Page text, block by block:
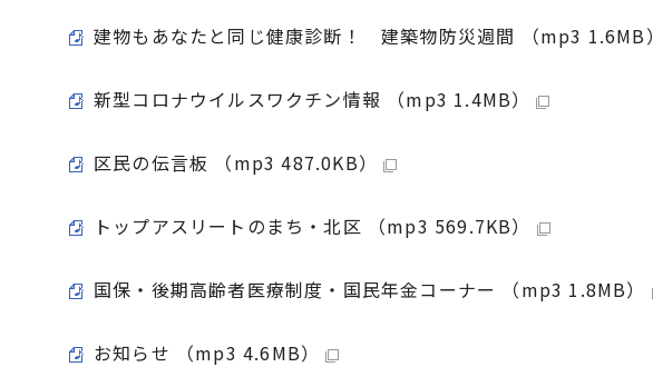
建物もあなたと同じ健康診断！ 建築物防災週間 （mp3 1.6MB）
新型コロナウイルスワクチン情報 （mp3 1.4MB）
区民の伝言板 （mp3 487.0KB）
トップアスリートのまち・北区 （mp3 569.7KB）
国保・後期高齢者医療制度・国民年金コーナー （mp3 1.8MB）
お知らせ （mp3 4.6MB）